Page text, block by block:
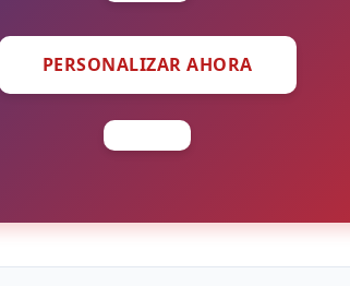
PERSONALIZAR AHORA